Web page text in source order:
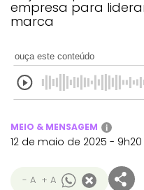
empresa para
marca
ouça este conteúdo
MEIO & MENSAGEM i
12 de maio de 2025 - 9h20
- A + A